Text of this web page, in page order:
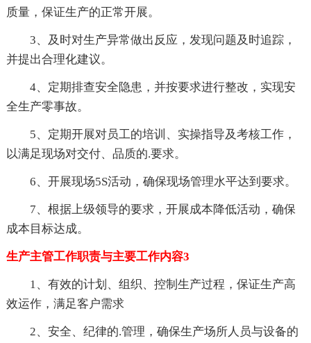
质量，保证生产的正常开展。
3、及时对生产异常做出反应，发现问题及时追踪，
并提出合理化建议。
4、定期排查安全隐患，并按要求进行整改，实现安
全生产零事故。
5、定期开展对员工的培训、实操指导及考核工作，
以满足现场对交付、品质的.要求。
6、开展现场5S活动，确保现场管理水平达到要求。
7、根据上级领导的要求，开展成本降低活动，确保
成本目标达成。
生产主管工作职责与主要工作内容3
1、有效的计划、组织、控制生产过程，保证生产高
效运作，满足客户需求
2、安全、纪律的.管理，确保生产场所人员与设备的